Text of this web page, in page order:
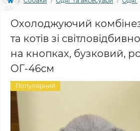
Охолоджуючий
та котів зі
на кнопках, бузковий,
ОГ-46см
Популярний